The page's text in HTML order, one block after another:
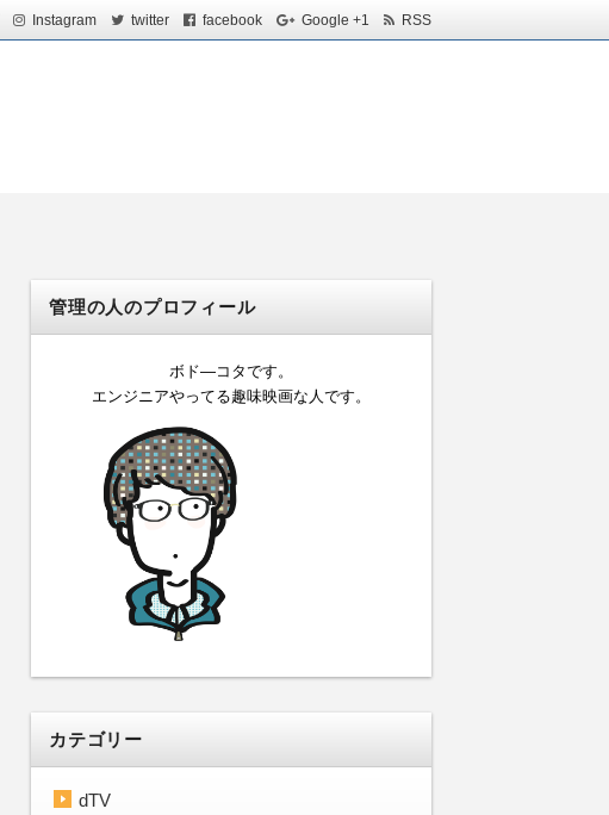
Instagram twitter facebook Google +1 RSS
管理の人のプロフィール
ボド―コタです。
エンジニアやってる趣味映画な人です。
カテゴリー
dTV